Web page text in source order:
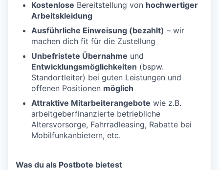
Kostenlose Bereitstellung von hochwertiger
Arbeitskleidung
Ausführliche Einweisung (bezahlt) – wir
machen dich fit für die Zustellung
Unbefristete Übernahme und
Entwicklungsmöglichkeiten (bspw.
Standortleiter) bei guten Leistungen und
offenen Positionen möglich
Attraktive Mitarbeiterangebote wie z.B.
arbeitgeberfinanzierte betriebliche
Altersvorsorge, Fahrradleasing, Rabatte bei
Mobilfunkanbietern, etc.
Was du als Postbote bietest